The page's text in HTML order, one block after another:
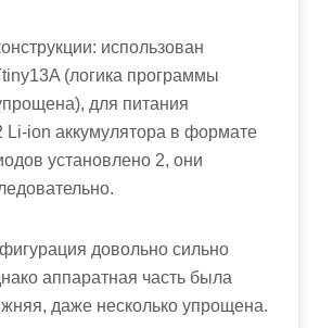
использован
(логика программы
для питания
Li-ion аккумулятора в формате
установлено 2, они
довольно сильно
аппаратная часть была
даже несколько упрощена.